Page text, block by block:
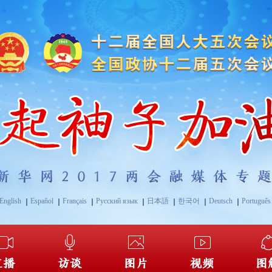
English Español Français Русский язык 日本語 한국어 Deutsch Português